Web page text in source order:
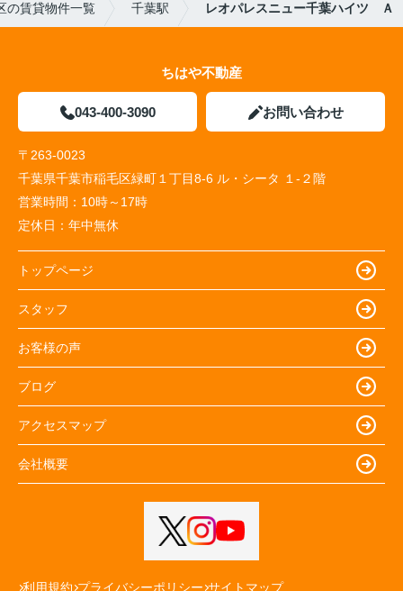
の賃貸物件一覧 千葉駅 レオパレスニュー千葉ハイツ Ａ
ちはや不動産
043-400-3090 お問い合わせ
〒263-0023
千葉県千葉市稲毛区緑町１丁目8-6 ル・シータ １-２階
営業時間： 10時～17時
定休日： 年中無休
トップページ
スタッフ
お客様の声
ブログ
アクセスマップ
会社概要
利用規約 プライバシーポリシー サイトマップ